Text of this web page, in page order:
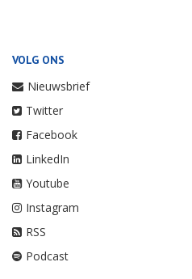
VOLG ONS
Nieuwsbrief
Twitter
Facebook
LinkedIn
Youtube
Instagram
RSS
Podcast